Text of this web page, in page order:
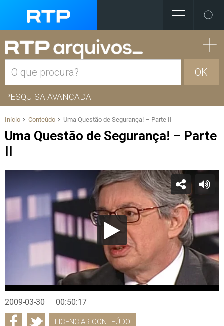
OK
PESQUISA AVANÇADA
Início Conteúdo Uma Questão de Segurança! – Parte II
Uma Questão de Segurança! – Parte
II
2009-03-30 00:50:17
LICENCIAR CONTEÚDO